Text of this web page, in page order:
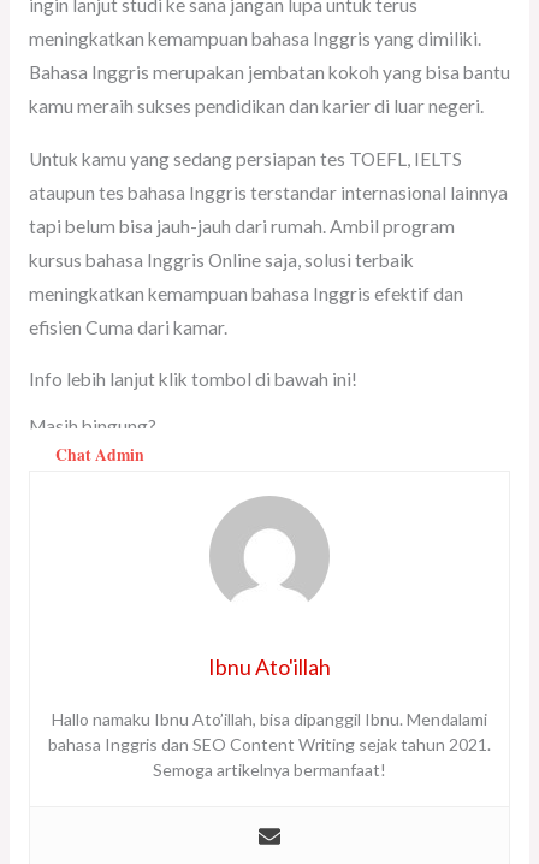
ingin lanjut studi ke sana jangan lupa untuk terus
meningkatkan kemampuan bahasa Inggris yang dimiliki.
Bahasa Inggris merupakan jembatan kokoh yang bisa bantu
kamu meraih sukses pendidikan dan karier di luar negeri.
Untuk kamu yang sedang persiapan tes TOEFL, IELTS
ataupun tes bahasa Inggris terstandar internasional lainnya
tapi belum bisa jauh-jauh dari rumah. Ambil program
kursus bahasa Inggris Online saja, solusi terbaik
meningkatkan kemampuan bahasa Inggris efektif dan
efisien Cuma dari kamar.
Info lebih lanjut klik tombol di bawah ini!
Masih bingung?
Chat Admin
Ibnu Ato'illah
Hallo namaku Ibnu Ato’illah, bisa dipanggil Ibnu. Mendalami
bahasa Inggris dan SEO Content Writing sejak tahun 2021.
Semoga artikelnya bermanfaat!